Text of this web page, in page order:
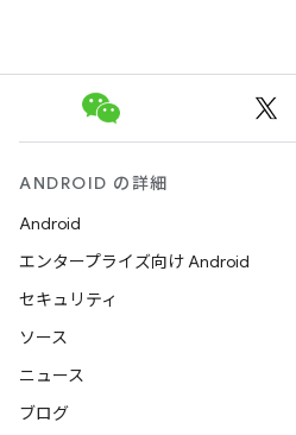
ANDROID の詳細
Android
エンタープライズ向け Android
セキュリティ
ソース
ニュース
ブログ